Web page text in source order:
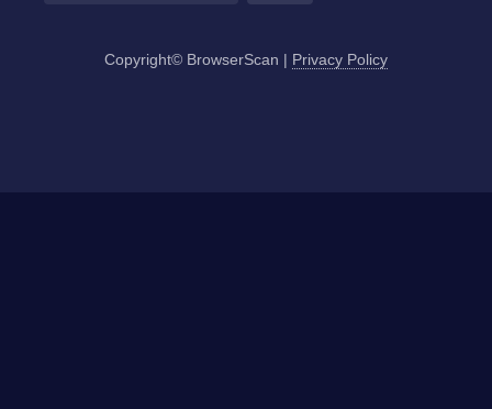
Copyright© BrowserScan | Privacy Policy